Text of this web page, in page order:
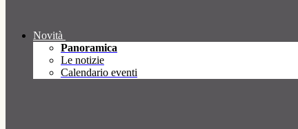
Novità
Panoramica
Le notizie
Calendario eventi